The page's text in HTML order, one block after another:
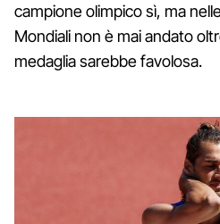
campione olimpico sì, ma
Mondiali non è mai andato
medaglia sarebbe favolosa.